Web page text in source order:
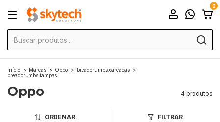
0
Início > Marcas > Oppo > breadcrumbs.carcacas >
breadcrumbs.tampas
Oppo 4 produtos
ORDENAR FILTRAR